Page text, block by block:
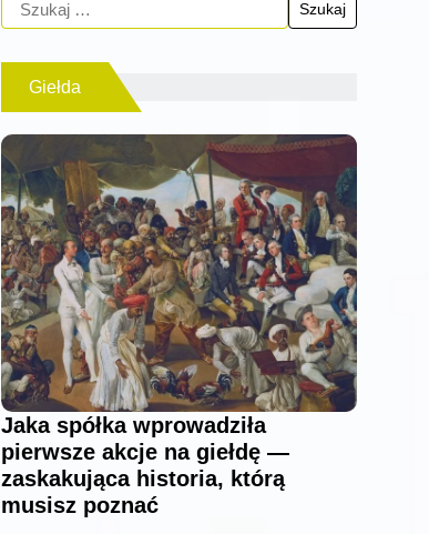
Giełda
Jaka spółka wprowadziła
pierwsze akcje na giełdę —
zaskakująca historia, którą
musisz poznać